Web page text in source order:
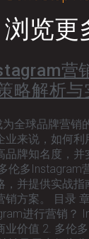
浏览更
营
略解析与
全球品牌营销
业来说，如何利
品牌知名度，并
伦多Instagram
，并提供实战指
销方案。 目录
进行营销？
业价值 2. 多伦